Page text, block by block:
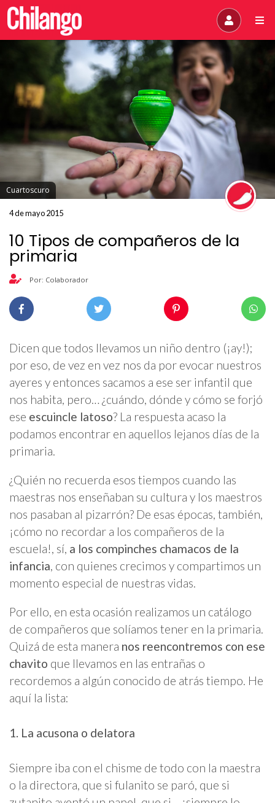
Cuartoscuro
4 de mayo 2015
10 Tipos de compañeros de la
primaria
Por: Colaborador
Dicen que todos llevamos un niño dentro (¡ay!);
por eso, de vez en vez nos da por evocar nuestros
ayeres y entonces sacamos a ese ser infantil que
nos habita, pero… ¿cuándo, dónde y cómo se forjó
ese escuincle latoso? La respuesta acaso la
podamos encontrar en aquellos lejanos días de la
primaria.
¿Quién no recuerda esos tiempos cuando las
maestras nos enseñaban su cultura y los maestros
nos pasaban al pizarrón? De esas épocas, también,
¡cómo no recordar a los compañeros de la
escuela!, sí, a los compinches chamacos de la
infancia, con quienes crecimos y compartimos un
momento especial de nuestras vidas.
Por ello, en esta ocasión realizamos un catálogo
de compañeros que solíamos tener en la primaria.
Quizá de esta manera nos reencontremos con ese
chavito que llevamos en las entrañas o
recordemos a algún conocido de atrás tiempo. He
aquí la lista:
1. La acusona o delatora
Siempre iba con el chisme de todo con la maestra
o la directora, que si fulanito se paró, que si